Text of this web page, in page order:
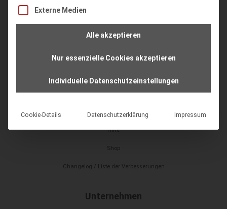
Externe Medien
Alle akzeptieren
Nur essenzielle Cookies akzeptieren
Individuelle Datenschutzeinstellungen
Cookie-Details Datenschutzerklärung Impressum
Unternehmenssoftware
Service
Online-Seminare
Schulungen
Datenmigration – Know-How
Hilfe
Shop
Changelog / Liste der Verbesserungen
Unternehmen